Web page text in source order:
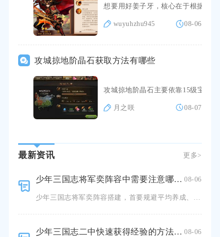
想要用好姜子牙，核心在于根据对
wuyuhzhu945 08-06
攻城掠地阶晶石获取方法有哪些
攻城掠地阶晶石主要依靠15级宝石
月之咲 08-07
最新资讯 更多>
少年三国志将军奕阵容中需要注意哪些问题 08-06
少年三国志将军奕阵容搭建，首要规避平均养成、忽视兵种克制、站位固化三大问题，想要稳定通关各类关卡，必
少年三国志二中快速获得经验的方法有哪些 08-06